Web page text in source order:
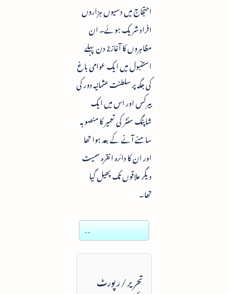
احتجاج میں دسیوں ہزاروں
افراد شریک ہوئے۔ ان
مظاہروں کا آغاز2 دن پہلے
استنبول میں ایک عوامی باغ
کی جگہ پر سلطنت عثمانیہ دور کی
بیرکس اور اس میں ایک
شاپنگ سنٹر کی تعمیر کا منصوبہ
سامنے آنے کے بعد ہوا تھا
اور ان کا دائرہ انقرہ سمیت
دیگر علاقوں تک پھیل گیا
تھا۔
--
تحریر / رپورٹ